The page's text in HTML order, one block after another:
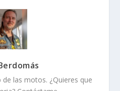
las motos. ¿Quieres que